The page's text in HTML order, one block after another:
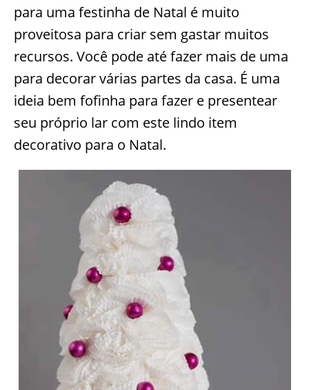
para uma festinha de Natal é muito
proveitosa para criar sem gastar muitos
recursos. Você pode até fazer mais de uma
para decorar várias partes da casa. É uma
ideia bem fofinha para fazer e presentear
seu próprio lar com este lindo item
decorativo para o Natal.